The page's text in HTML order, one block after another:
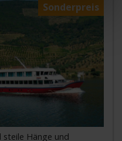
Sonderpreis
steile Hänge und